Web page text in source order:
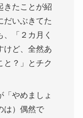
きたことが紹
だいぶきてた
「２カ月く
けど、全然あ
と？」とチク
「やめましょ
は）偶然で